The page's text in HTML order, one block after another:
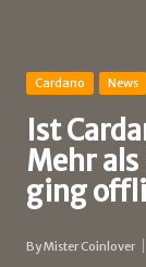
i
n
-
B
u
Posted
Cardano News
Ist
Mehr
ging
Posted
ByMister Coinlover